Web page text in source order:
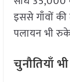
इससे गाँवों
पलायन भी
चुनौतियाँ